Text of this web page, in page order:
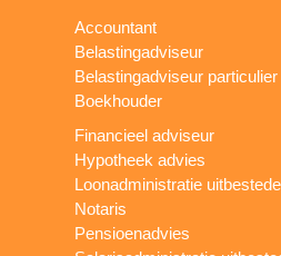
Accountant
Belastingadviseur
Belastingadviseur particulier
Boekhouder
Financieel adviseur
Hypotheek advies
Loonadministratie
Notaris
Pensioenadvies